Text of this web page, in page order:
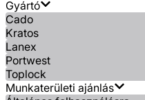
Gyártó
Cado
Kratos
Lanex
Portwest
Toplock
Munkaterületi ajánlás